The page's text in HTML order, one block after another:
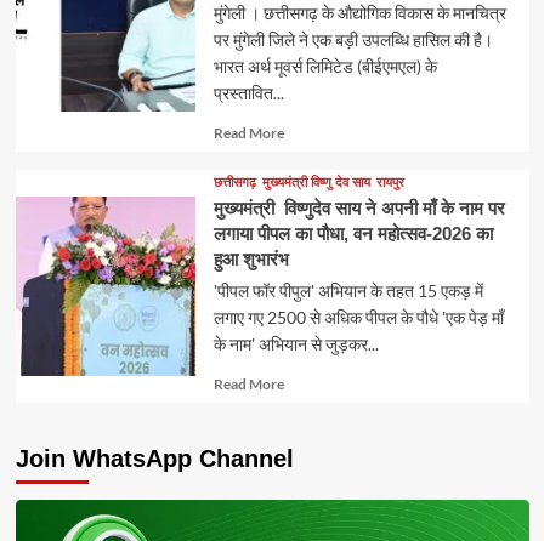
मुंगेली । छत्तीसगढ़ के औद्योगिक विकास के मानचित्र
पर मुंगेली जिले ने एक बड़ी उपलब्धि हासिल की है।
भारत अर्थ मूवर्स लिमिटेड (बीईएमएल) के
प्रस्तावित...
Read MoreRead
about
छत्तीसगढ़ मुख्यमंत्री विष्णु देव साय रायपुर
मुख्यमंत्री विष्णुदेव साय ने अपनी माँ के नाम पर
लगाया पीपल का पौधा, वन महोत्सव-2026 का
हुआ शुभारंभ
'पीपल फॉर पीपुल' अभियान के तहत 15 एकड़ में
लगाए गए 2500 से अधिक पीपल के पौधे 'एक पेड़ माँ
के नाम' अभियान से जुड़कर...
Read MoreRead
Join WhatsApp Channel